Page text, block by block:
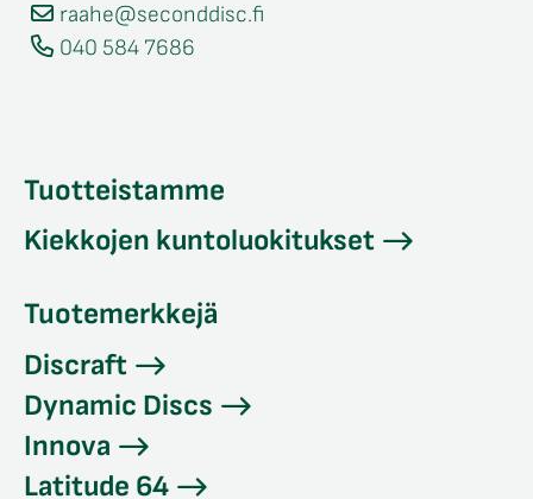
raahe@seconddisc.fi
040 584 7686
Tuotteistamme
Kiekkojen kuntoluokitukset
Tuotemerkkejä
Discraft
Dynamic Discs
Innova
Latitude 64